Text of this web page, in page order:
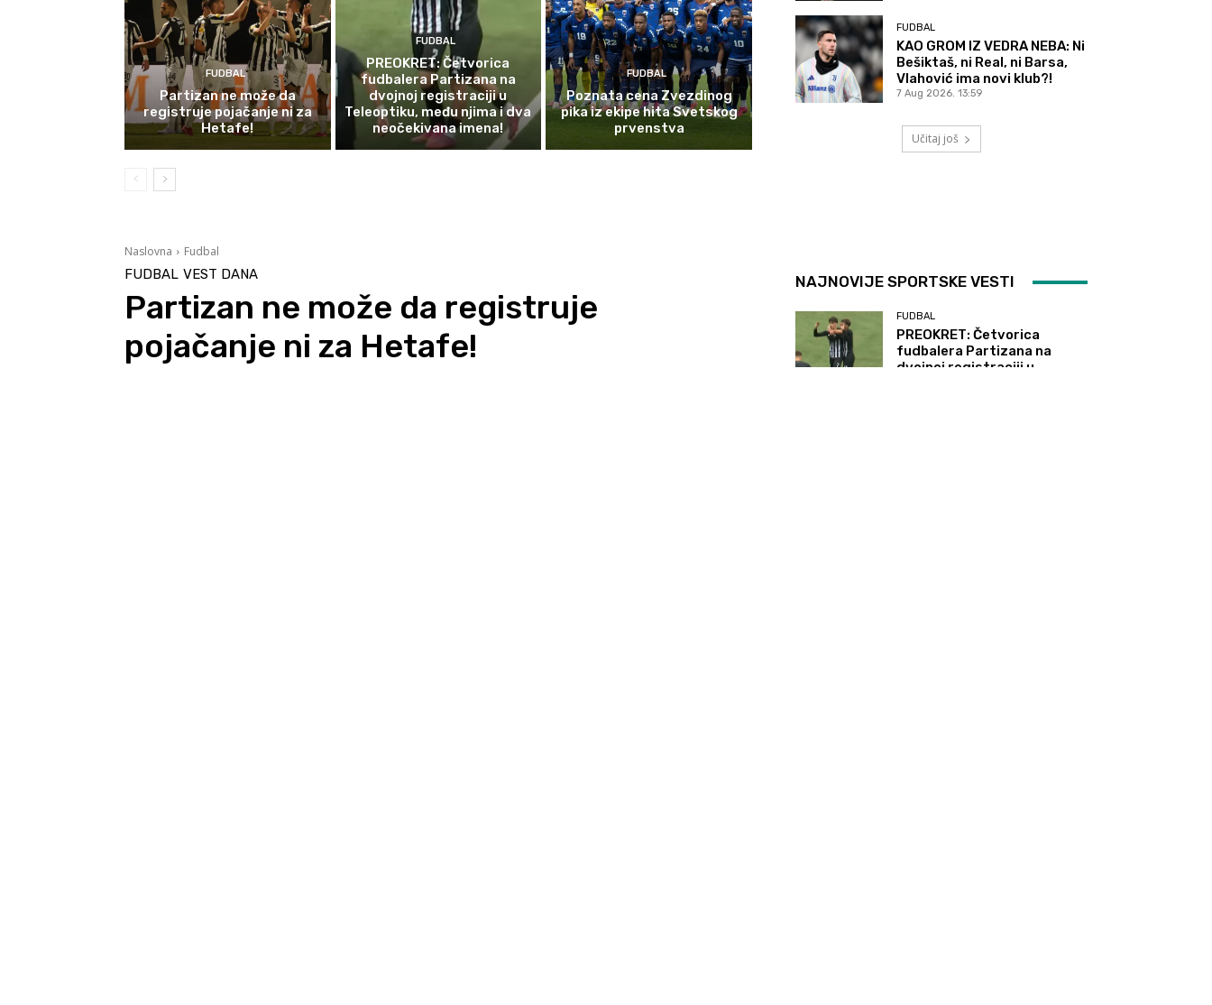
FUDBAL
Partizan ne može da
registruje pojačanje ni za
Hetafe!
FUDBAL
PREOKRET: Četvorica
fudbalera Partizana na
dvojnoj registraciji u
Teleoptiku, među njima i dva
neočekivana imena!
FUDBAL
Poznata cena Zvezdinog
pika iz ekipe hita Svetskog
prvenstva
FUDBAL
KAO GROM IZ VEDRA NEBA: Ni
Bešiktaš, ni Real, ni Barsa,
Vlahović ima novi klub?!
7 Aug 2026. 13:59
Učitaj još